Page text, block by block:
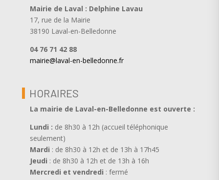
Mairie de Laval : Delphine Lavau
17, rue de la Mairie
38190 Laval-en-Belledonne
04 76 71 42 88
mairie@laval-en-belledonne.fr
HORAIRES
La mairie de Laval-en-Belledonne est ouverte :
Lundi : de 8h30 à 12h (accueil téléphonique
seulement)
Mardi : de 8h30 à 12h et de 13h à 17h45
Jeudi : de 8h30 à 12h et de 13h à 16h
Mercredi et vendredi : fermé